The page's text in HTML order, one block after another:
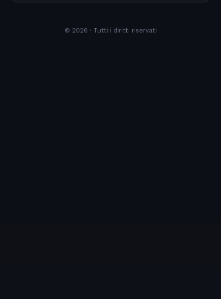
© 2026 · Tutti i diritti riservati